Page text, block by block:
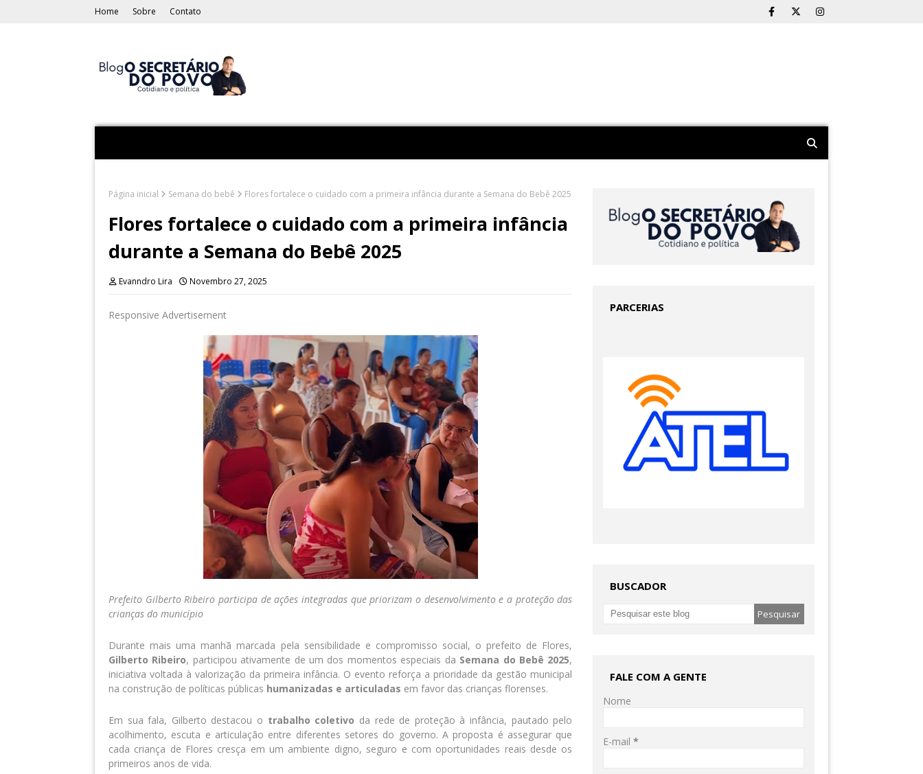
Home Sobre Contato
Página inicial Semana do bebê Flores fortalece o cuidado com a primeira infância durante a Semana do Bebê 2025
Flores fortalece o cuidado com a primeira infância
durante a Semana do Bebê 2025
Evanndro Lira Novembro 27, 2025
Responsive Advertisement
Prefeito Gilberto Ribeiro participa de ações integradas que priorizam o desenvolvimento e a proteção das
crianças do município
Durante mais uma manhã marcada pela sensibilidade e compromisso social, o prefeito de Flores,
Gilberto Ribeiro, participou ativamente de um dos momentos especiais da Semana do Bebê 2025,
iniciativa voltada à valorização da primeira infância. O evento reforça a prioridade da gestão municipal
na construção de políticas públicas humanizadas e articuladas em favor das crianças florenses.
Em sua fala, Gilberto destacou o trabalho coletivo da rede de proteção à infância, pautado pelo
acolhimento, escuta e articulação entre diferentes setores do governo. A proposta é assegurar que
cada criança de Flores cresça em um ambiente digno, seguro e com oportunidades reais desde os
primeiros anos de vida.
PARCERIAS
BUSCADOR
FALE COM A GENTE
Nome
E-mail*